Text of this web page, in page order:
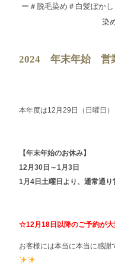
ー＃脱毛染め＃白髪ぼか
染
2024 年末年始 営
本年度は12月29日（日曜日）
【年末年始のお休み】
12月30日～1月3日
1月4日土曜日より、通常通り
☆12月18日以降のご予約が大
お客様には本当に本当に感謝